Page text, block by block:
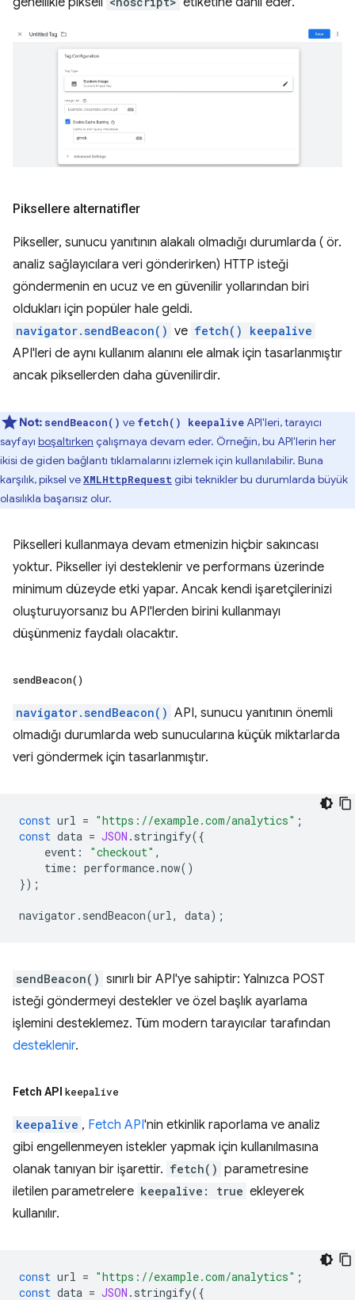
Piksellere alternatifler
Pikseller, sunucu yanıtının alakalı olmadığı durumlarda ( ör.
analiz sağlayıcılara veri gönderirken) HTTP isteği
göndermenin en ucuz ve en güvenilir yollarından biri
oldukları için popüler hale geldi.
navigator.sendBeacon() ve fetch() keepalive
API'leri de aynı kullanım alanını ele almak için tasarlanmıştır
ancak piksellerden daha güvenilirdir.
Not: sendBeacon() ve fetch() keepaliveAPI'leri, tarayıcı
sayfayı boşaltırken çalışmaya devam eder. Örneğin, bu API'lerin her
ikisi de giden bağlantı tıklamalarını izlemek için kullanılabilir. Buna
karşılık, piksel veXMLHttpRequest gibi teknikler bu durumlarda büyük
olasılıkla başarısız olur.
Pikselleri kullanmaya devam etmenizin hiçbir sakıncası
yoktur. Pikseller iyi desteklenir ve performans üzerinde
minimum düzeyde etki yapar. Ancak kendi işaretçilerinizi
oluşturuyorsanız bu API'lerden birini kullanmayı
düşünmeniz faydalı olacaktır.
sendBeacon()
navigator.sendBeacon() API, sunucu yanıtının önemli
olmadığı durumlarda web sunucularına küçük miktarlarda
veri göndermek için tasarlanmıştır.
const url = "https://example.com/analytics" ;
const data = JSON . stringify({
event : "checkout" ,
time : performance.now()
});
navigator . sendBeacon(url , data);
sendBeacon() sınırlı bir API'ye sahiptir: Yalnızca POST
isteği göndermeyi destekler ve özel başlık ayarlama
işlemini desteklemez. Tüm modern tarayıcılar tarafından
desteklenir.
Fetch API keepalive
keepalive , Fetch API'nin etkinlik raporlama ve analiz
gibi engellenmeyen istekler yapmak için kullanılmasına
olanak tanıyan bir işarettir. fetch() parametresine
iletilen parametrelere keepalive: true ekleyerek
kullanılır.
const url = "https://example.com/analytics" ;
const data = JSON . stringify({